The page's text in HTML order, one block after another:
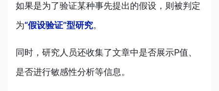
如果是为了验证某种事先提出的假设，则被判定
为“假设验证”型研究。
同时，研究人员还收集了文章中是否展示P值、
是否进行敏感性分析等信息。